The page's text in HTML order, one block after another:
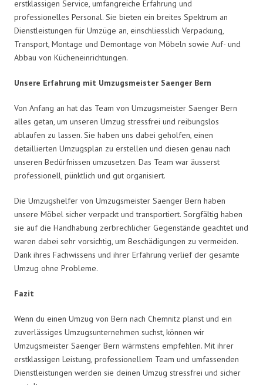
erstklassigen Service, umfangreiche Erfahrung und
professionelles Personal. Sie bieten ein breites Spektrum an
Dienstleistungen für Umzüge an, einschliesslich Verpackung,
Transport, Montage und Demontage von Möbeln sowie Auf- und
Abbau von Kücheneinrichtungen.
Unsere Erfahrung mit Umzugsmeister Saenger Bern
Von Anfang an hat das Team von Umzugsmeister Saenger Bern
alles getan, um unseren Umzug stressfrei und reibungslos
ablaufen zu lassen. Sie haben uns dabei geholfen, einen
detaillierten Umzugsplan zu erstellen und diesen genau nach
unseren Bedürfnissen umzusetzen. Das Team war äusserst
professionell, pünktlich und gut organisiert.
Die Umzugshelfer von Umzugsmeister Saenger Bern haben
unsere Möbel sicher verpackt und transportiert. Sorgfältig haben
sie auf die Handhabung zerbrechlicher Gegenstände geachtet und
waren dabei sehr vorsichtig, um Beschädigungen zu vermeiden.
Dank ihres Fachwissens und ihrer Erfahrung verlief der gesamte
Umzug ohne Probleme.
Fazit
Wenn du einen Umzug von Bern nach Chemnitz planst und ein
zuverlässiges Umzugsunternehmen suchst, können wir
Umzugsmeister Saenger Bern wärmstens empfehlen. Mit ihrer
erstklassigen Leistung, professionellem Team und umfassenden
Dienstleistungen werden sie deinen Umzug stressfrei und sicher